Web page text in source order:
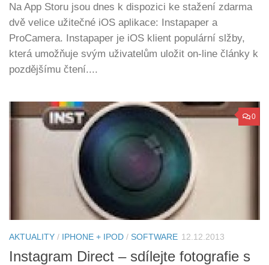
Na App Storu jsou dnes k dispozici ke stažení zdarma
dvě velice užitečné iOS aplikace: Instapaper a
ProCamera. Instapaper je iOS klient populární slžby,
která umožňuje svým uživatelům uložit on-line články k
pozdějšímu čtení....
0
AKTUALITY / IPHONE + IPOD / SOFTWARE 12.12.2013
Instagram Direct – sdílejte fotografie s